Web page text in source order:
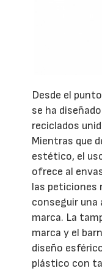
Desde el
se ha
reciclados
Mientras que
estético, el
ofrece al
las peticiones
conseguir una
marca. La
marca y el
diseño
plástico con